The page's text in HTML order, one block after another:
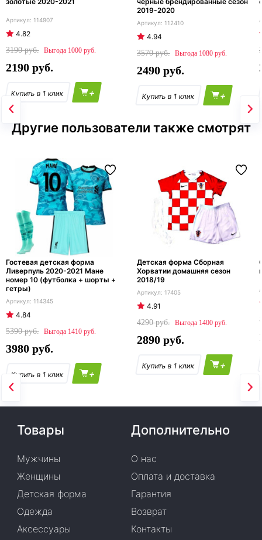
114907
4.82
3190
1000
2190
+
2019-2020
112410
4.94
3570
1080
2490
+
Другие пользователи также смотрят
Гостевая детская форма
Ливерпуль 2020-2021 Мане
номер 10 (футболка + шорты +
гетры)
114345
4.84
5390
1410
3980
+
Детская форма Сборная
Хорватии домашняя сезон
2018/19
17405
4.91
4290
1400
2890
+
Товары
Мужчины
Женщины
Детская форма
Одежда
Аксессуары
Дополнительно
О нас
Оплата и доставка
Гарантия
Возврат
Контакты